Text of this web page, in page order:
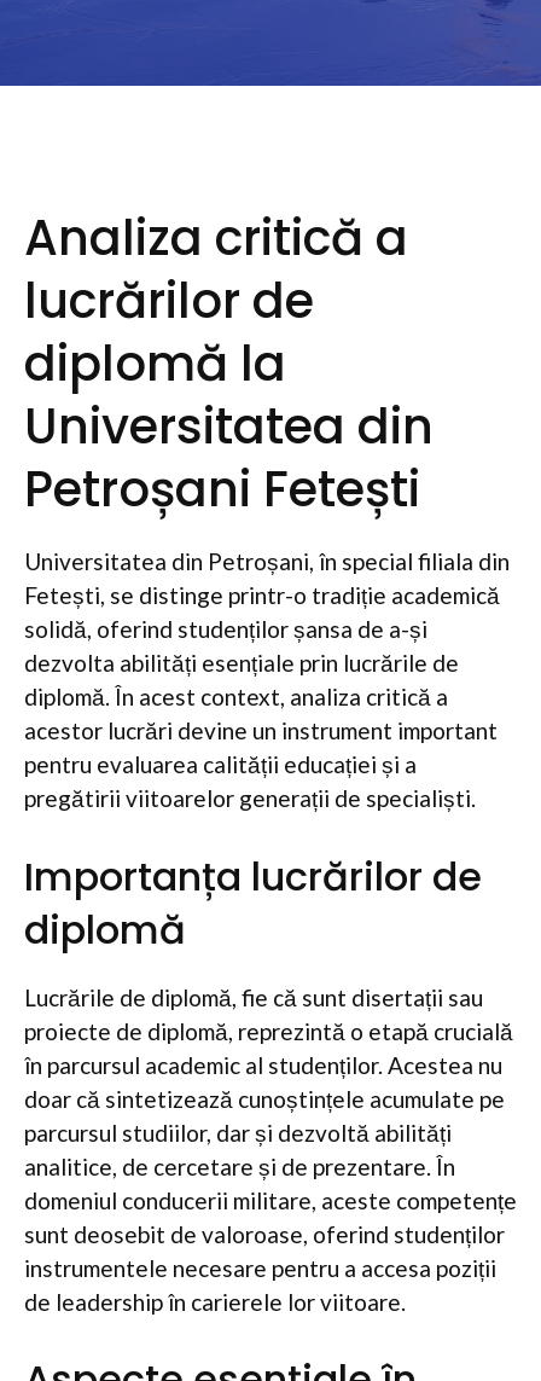
Analiza critică a
lucrărilor de
diplomă la
Universitatea din
Petroșani Fetești
Universitatea din Petroșani, în special filiala din
Fetești, se distinge printr-o tradiție academică
solidă, oferind studenților șansa de a-și
dezvolta abilități esențiale prin lucrările de
diplomă. În acest context, analiza critică a
acestor lucrări devine un instrument important
pentru evaluarea calității educației și a
pregătirii viitoarelor generații de specialiști.
Importanța lucrărilor de
diplomă
Lucrările de diplomă, fie că sunt disertații sau
proiecte de diplomă, reprezintă o etapă crucială
în parcursul academic al studenților. Acestea nu
doar că sintetizează cunoștințele acumulate pe
parcursul studiilor, dar și dezvoltă abilități
analitice, de cercetare și de prezentare. În
domeniul conducerii militare, aceste competențe
sunt deosebit de valoroase, oferind studenților
instrumentele necesare pentru a accesa poziții
de leadership în carierele lor viitoare.